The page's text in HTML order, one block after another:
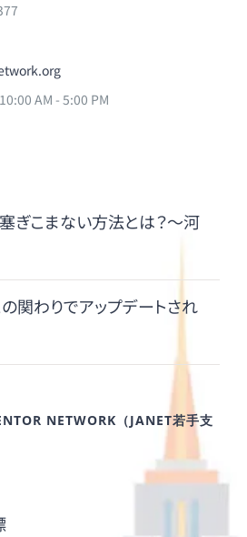
AM - 5:00 PM
ぎこまない方法とは？～河
の関わりでアップデートされ
NETWORK（JANET若手支